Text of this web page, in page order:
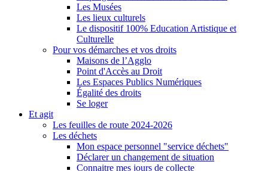
Les Musées
Les lieux culturels
Le dispositif 100% Education Artistique et
Culturelle
Pour vos démarches et vos droits
Maisons de l’Agglo
Point d'Accès au Droit
Les Espaces Publics Numériques
Égalité des droits
Se loger
Et agit
Les feuilles de route 2024-2026
Les déchets
Mon espace personnel "service déchets"
Déclarer un changement de situation
Connaitre mes jours de collecte